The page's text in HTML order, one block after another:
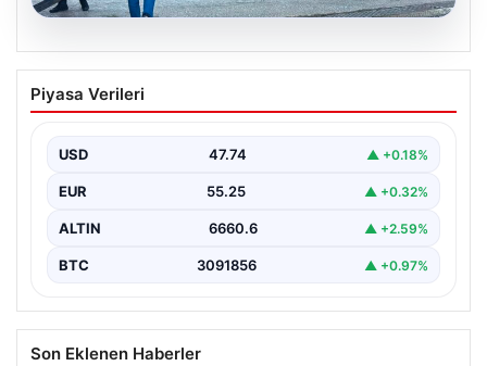
06.08.2026
Dumanlar ilçeyi kapladı: Bursa’da
tamirhanede yangın
Piyasa Verileri
USD 47.74 ▲ +0.18%
EUR 55.25 ▲ +0.32%
ALTIN 6660.6 ▲ +2.59%
BTC 3091856 ▲ +0.97%
Son Eklenen Haberler